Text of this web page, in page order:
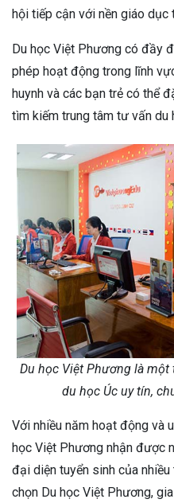
hội tiếp cận với nền giáo dục
Du học Việt Phương có đầy
phép hoạt động trong lĩnh
huynh và các bạn trẻ có thể
tìm kiếm trung tâm tư vấn du
Du học Việt Phương là
du học Úc uy tín,
Với nhiều năm hoạt động và
học Việt Phương nhận được
đại diện tuyển sinh của
chọn Du học Việt Phương,